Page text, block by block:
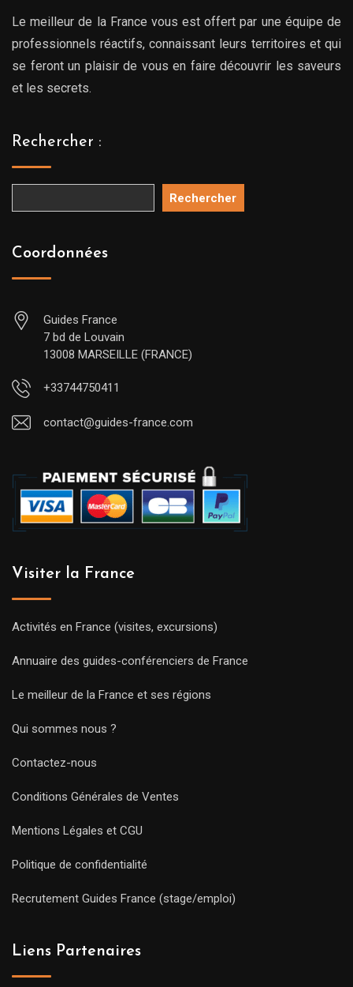
Le meilleur de la France vous est offert par une équipe de
professionnels réactifs, connaissant leurs territoires et qui
se feront un plaisir de vous en faire découvrir les saveurs
et les secrets.
Rechercher :
Rechercher
Coordonnées
Guides France
7 bd de Louvain
13008 MARSEILLE (FRANCE)
+33744750411
contact@guides-france.com
Visiter la France
Activités en France (visites, excursions)
Annuaire des guides-conférenciers de France
Le meilleur de la France et ses régions
Qui sommes nous ?
Contactez-nous
Conditions Générales de Ventes
Mentions Légales et CGU
Politique de confidentialité
Recrutement Guides France (stage/emploi)
Liens Partenaires